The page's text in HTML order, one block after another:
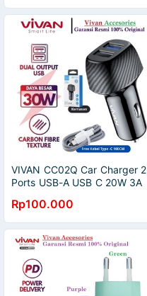
VIVAN CC02Q Car Charger 2
Ports USB-A USB C 20W 3A
Rp100.000